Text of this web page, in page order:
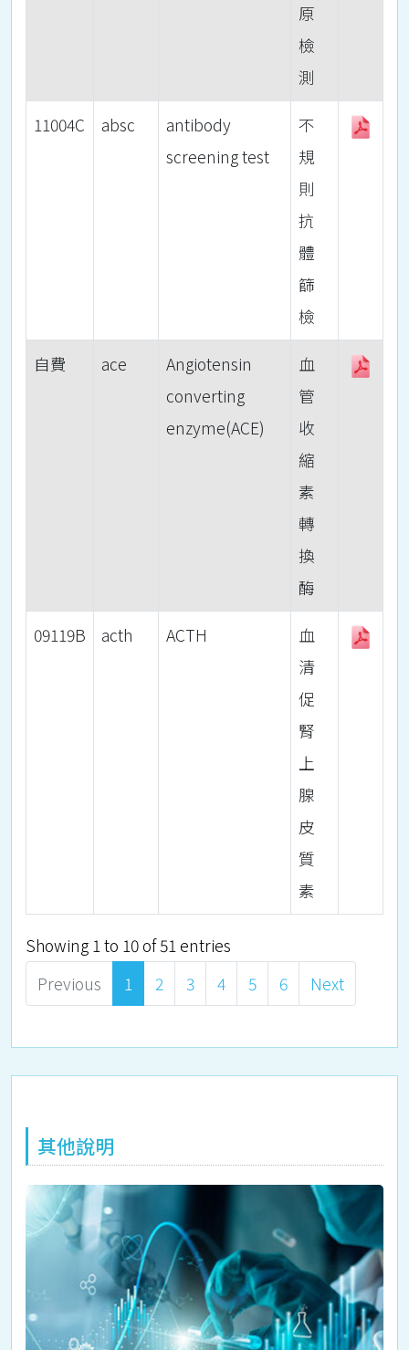
原
檢
測
11004C absc
antibody
screening test
不
規
則
抗
體
篩
檢
自費 ace
Angiotensin
converting
enzyme(ACE)
血
管
收
縮
素
轉
換
酶
09119B acth ACTH
血
清
促
腎
上
腺
皮
質
素
Showing 1 to 10 of 51 entries
Previous
1 2 3 4 5 6 Next
其他說明